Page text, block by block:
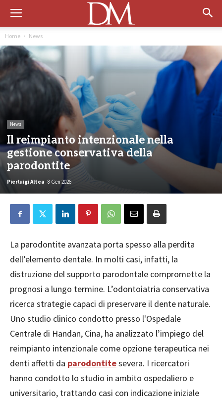
Home News
News
Il reimpianto intenzionale nella
gestione conservativa della
parodontite
Pierluigi Altea 8 Gen 2026
La parodontite avanzata porta spesso alla perdita
dell’elemento dentale. In molti casi, infatti, la
distruzione del supporto parodontale compromette la
prognosi a lungo termine. L’odontoiatria conservativa
ricerca strategie capaci di preservare il dente naturale.
Uno studio clinico condotto presso l'Ospedale
Centrale di Handan, Cina, ha analizzato l’impiego del
reimpianto intenzionale come opzione terapeutica nei
denti affetti da parodontitesevera. I ricercatori
hanno condotto lo studio in ambito ospedaliero e
universitario, trattando casi con indicazione iniziale